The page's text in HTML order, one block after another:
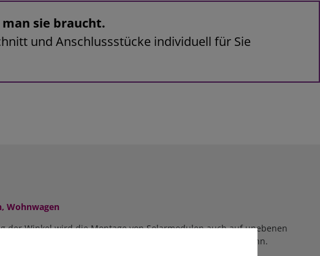
man sie braucht.
und Anschlussstücke individuell für Sie
Wohnwagen
Winkel wird die Montage von Solarmodulen auch auf unebenen
Abstand der Solarmodule zur Dachfläche variiert werden kann.